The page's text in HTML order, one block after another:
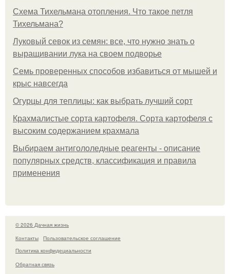
Схема Тихельмана отопления. Что такое петля
Тихельмана?
Луковый севок из семян: все, что нужно знать о
выращивании лука на своем подворье
Семь проверенных способов избавиться от мышей и
крыс навсегда
Огурцы для теплицы: как выбрать лучший сорт
Крахмалистые сорта картофеля. Сорта картофеля с
высоким содержанием крахмала
Выбираем антигололедные реагенты - описание
популярных средств, классификация и правила
применения
© 2026 Дачная жизнь
Контакты
Пользовательское соглашение
Политика конфидециальности
Обратная связь